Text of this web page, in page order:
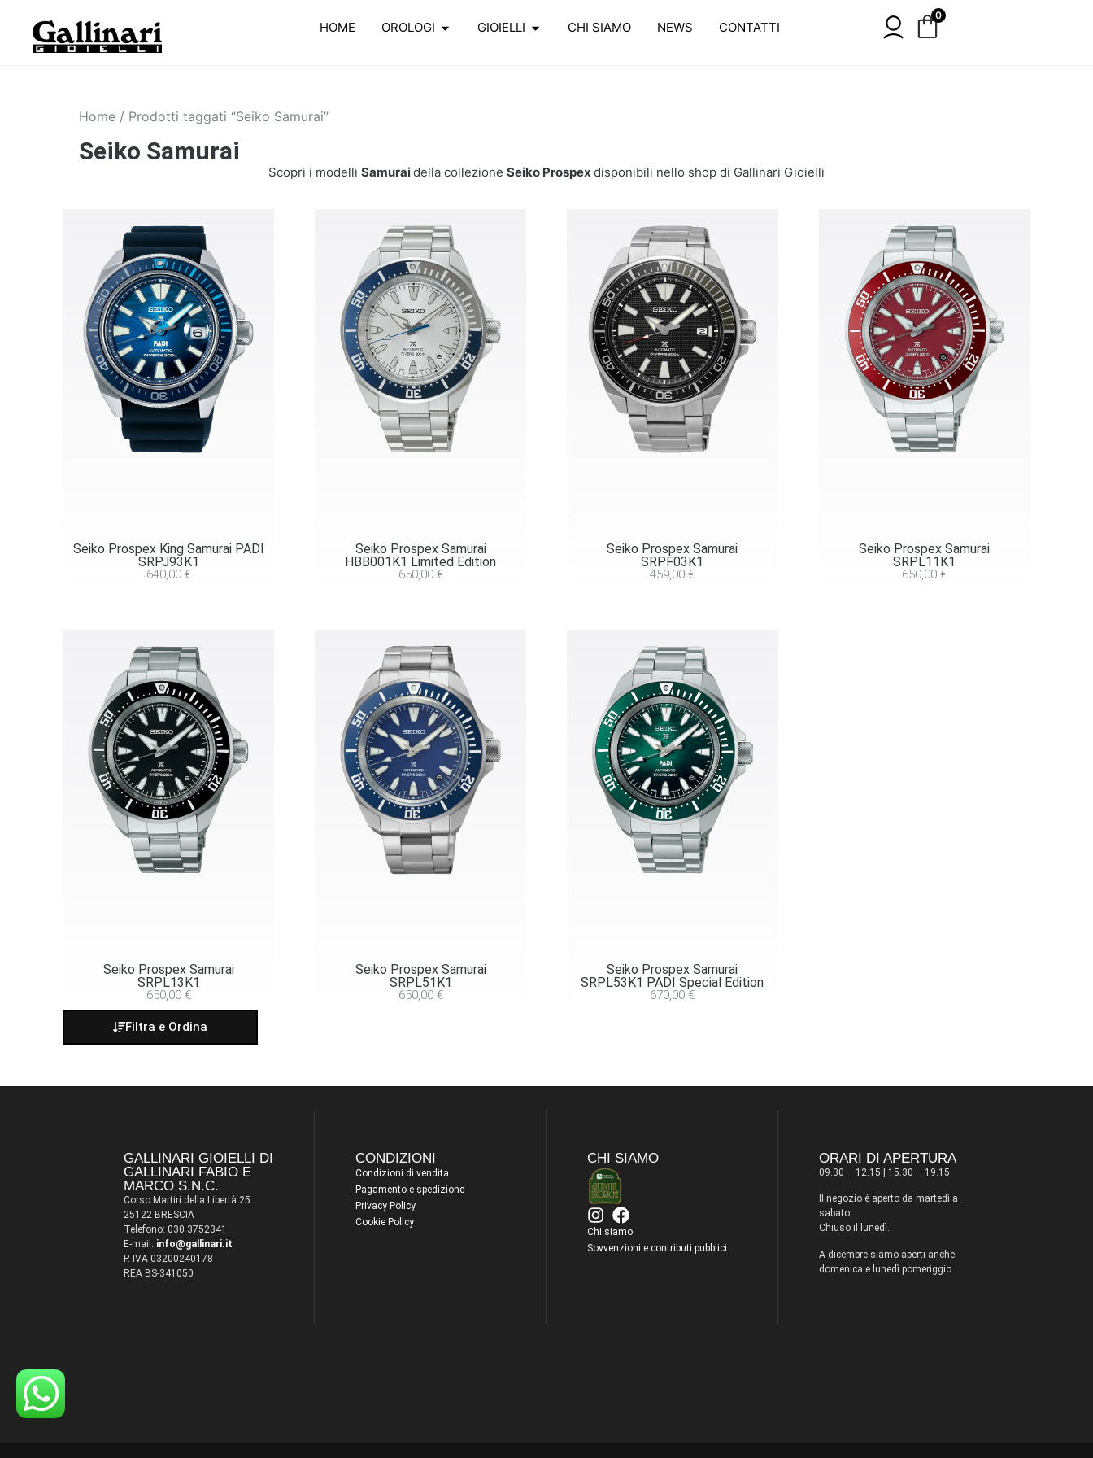
HOME OROLOGI GIOIELLI CHI SIAMO NEWS CONTATTI
0
Home / Prodotti taggati “Seiko Samurai”
Seiko Samurai
Scopri i modelli Samuraidella collezione Seiko Prospex disponibili nello shop di Gallinari Gioielli
Seiko Prospex King Samurai PADI
SRPJ93K1
640,00 €
Seiko Prospex Samurai
HBB001K1 Limited Edition
650,00 €
Seiko Prospex Samurai
SRPF03K1
459,00€
Seiko Prospex Samurai
SRPL11K1
650,00€
Seiko Prospex Samurai
SRPL13K1
650,00 €
Seiko Prospex Samurai
SRPL51K1
650,00 €
Seiko Prospex Samurai
SRPL53K1 PADI Special Edition
670,00€
Filtra e Ordina
GALLINARI GIOIELLI DI
GALLINARI FABIO E
MARCO S.N.C.
Corso Martiri della Libertà 25
25122 BRESCIA
Telefono: 030 3752341
E-mail: info@gallinari.it
P. IVA 03200240178
REA BS-341050
CONDIZIONI
Condizioni di vendita
Pagamento e spedizione
Privacy Policy
Cookie Policy
CHI SIAMO
Chi siamo
Sovvenzioni e contributi pubblici
ORARI DI APERTURA
09.30 – 12.15 | 15.30 – 19.15
Il negozio è aperto da martedì a
sabato.
Chiuso il lunedì.
A dicembre siamo aperti anche
domenica e lunedì pomeriggio.